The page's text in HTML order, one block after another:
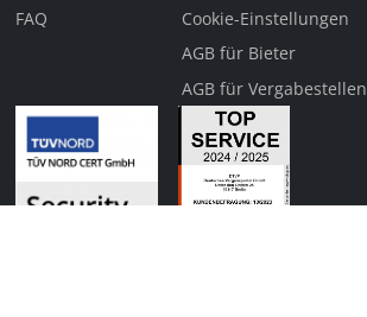
FAQ
Cookie-Einstellungen
AGB für Bieter
AGB für Vergabestellen